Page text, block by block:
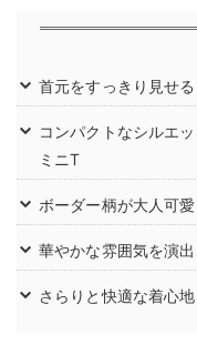
首元をすっきり見せ
コンパクトなシルエ
ミニT
ボーダー柄が大人可
華やかな雰囲気を演
さらりと快適な着心